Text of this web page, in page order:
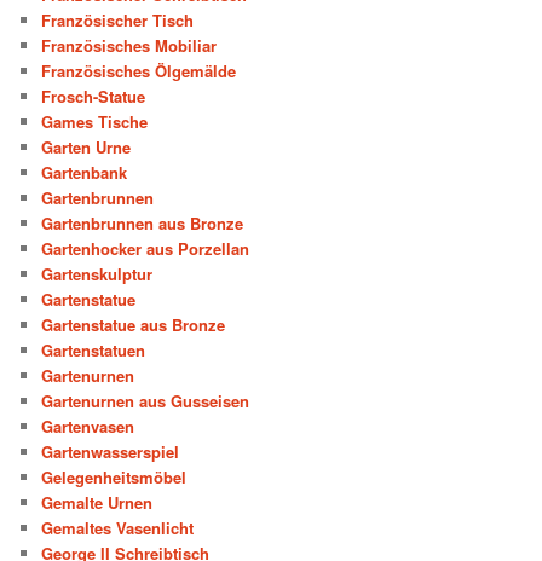
Französischer Tisch
Französisches Mobiliar
Französisches Ölgemälde
Frosch-Statue
Games Tische
Garten Urne
Gartenbank
Gartenbrunnen
Gartenbrunnen aus Bronze
Gartenhocker aus Porzellan
Gartenskulptur
Gartenstatue
Gartenstatue aus Bronze
Gartenstatuen
Gartenurnen
Gartenurnen aus Gusseisen
Gartenvasen
Gartenwasserspiel
Gelegenheitsmöbel
Gemalte Urnen
Gemaltes Vasenlicht
George II Schreibtisch